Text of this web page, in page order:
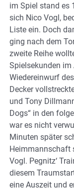
im Spiel stand es
sich Nico Vogl,
Liste ein. Doch
ging nach dem
zweite Reihe
Spielsekunden
Wiedereinwurf
Decker
und Tony
Dogs“ in den
war es nicht
Minuten später
Heimmannschaft
Vogl. Pegnitz‘
diesem
eine Auszeit und